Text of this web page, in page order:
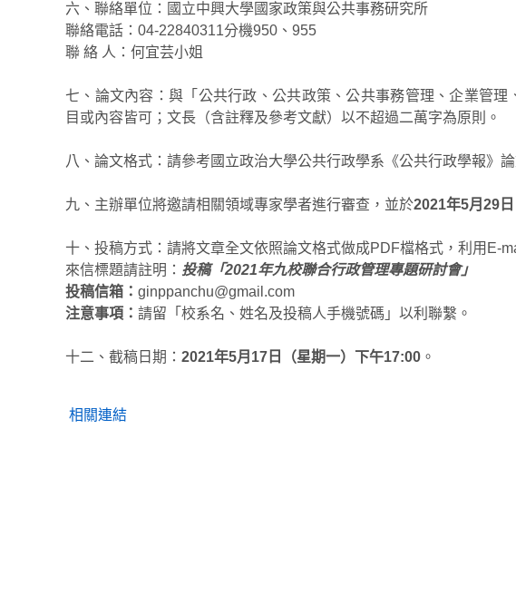
六、聯絡單位：國立中興大學國家政策與公共事務研究所
聯絡電話：04-22840311分機950、955
聯 絡 人：何宜芸小姐
七、論文內容：與「公共行政、公共政策、公共事務管理、企業管
目或內容皆可；文長（含註釋及參考文獻）以不超過二萬字為原則。
八、論文格式：請參考國立政治大學公共行政學系《公共行政學報》論
九、主辦單位將邀請相關領域專家學者進行審查，並於2021年5月29
十、投稿方式：請將文章全文依照論文格式做成PDF檔格式，利用E-
來信標題請註明： 投稿「2021年九校聯合行政管理專題研討會」
投稿信箱： ginppanchu@gmail.com
注意事項： 請留「校系名、姓名及投稿人手機號碼」以利聯繫。
十二、截稿日期： 2021年5月17日（星期一）下午17:00 。
相關連結